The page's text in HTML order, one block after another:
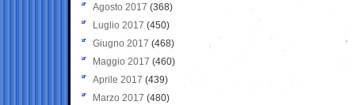
Agosto 2017 (368)
Luglio 2017 (450)
Giugno 2017 (468)
Maggio 2017 (460)
Aprile 2017 (439)
Marzo 2017 (480)